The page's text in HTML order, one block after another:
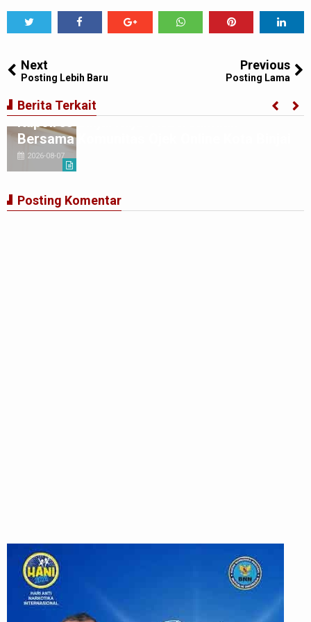
Next
Posting Lebih Baru
Previous
Posting Lama
Berita Terkait
Kapolres Binjai Rajut Kebersamaan
Bersama Komunitas Ojek Online Kota Binjai
2026-08-07
Posting Komentar